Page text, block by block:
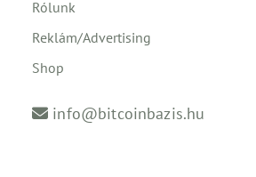
Rólunk
Reklám/Advertising
Shop
info@bitcoinbazis.hu